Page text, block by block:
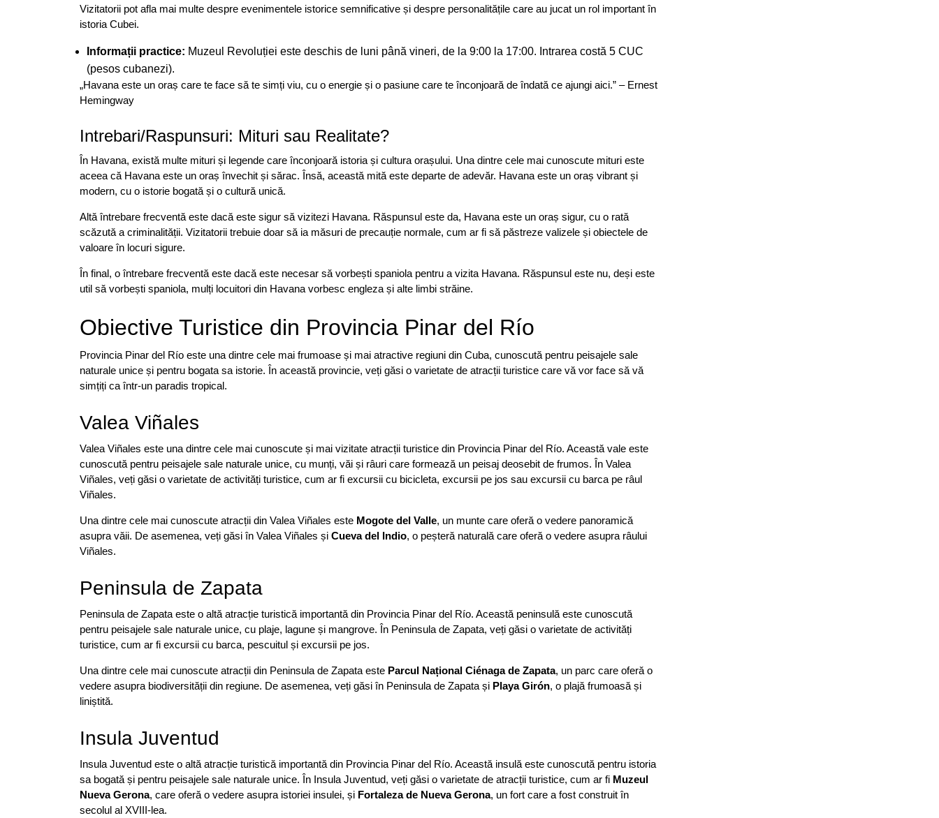
Vizitatorii pot afla mai multe despre evenimentele istorice semnificative și despre personalitățile care au jucat un rol important în
istoria Cubei.
Informații practice: Muzeul Revoluției este deschis de luni până vineri, de la 9:00 la 17:00. Intrarea costă 5 CUC
(pesos cubanezi).
„Havana este un oraș care te face să te simți viu, cu o energie și o pasiune care te înconjoară de îndată ce ajungi aici.” – Ernest
Hemingway
Intrebari/Raspunsuri: Mituri sau Realitate?
În Havana, există multe mituri și legende care înconjoară istoria și cultura orașului. Una dintre cele mai cunoscute mituri este
aceea că Havana este un oraș învechit și sărac. Însă, această mită este departe de adevăr. Havana este un oraș vibrant și
modern, cu o istorie bogată și o cultură unică.
Altă întrebare frecventă este dacă este sigur să vizitezi Havana. Răspunsul este da, Havana este un oraș sigur, cu o rată
scăzută a criminalității. Vizitatorii trebuie doar să ia măsuri de precauție normale, cum ar fi să păstreze valizele și obiectele de
valoare în locuri sigure.
În final, o întrebare frecventă este dacă este necesar să vorbești spaniola pentru a vizita Havana. Răspunsul este nu, deși este
util să vorbești spaniola, mulți locuitori din Havana vorbesc engleza și alte limbi străine.
Obiective Turistice din Provincia Pinar del Río
Provincia Pinar del Río este una dintre cele mai frumoase și mai atractive regiuni din Cuba, cunoscută pentru peisajele sale
naturale unice și pentru bogata sa istorie. În această provincie, veți găsi o varietate de atracții turistice care vă vor face să vă
simțiți ca într-un paradis tropical.
Valea Viñales
Valea Viñales este una dintre cele mai cunoscute și mai vizitate atracții turistice din Provincia Pinar del Río. Această vale este
cunoscută pentru peisajele sale naturale unice, cu munți, văi și râuri care formează un peisaj deosebit de frumos. În Valea
Viñales, veți găsi o varietate de activități turistice, cum ar fi excursii cu bicicleta, excursii pe jos sau excursii cu barca pe râul
Viñales.
Una dintre cele mai cunoscute atracții din Valea Viñales este Mogote del Valle, un munte care oferă o vedere panoramică
asupra văii. De asemenea, veți găsi în Valea Viñales și Cueva del Indio, o peșteră naturală care oferă o vedere asupra râului
Viñales.
Peninsula de Zapata
Peninsula de Zapata este o altă atracție turistică importantă din Provincia Pinar del Río. Această peninsulă este cunoscută
pentru peisajele sale naturale unice, cu plaje, lagune și mangrove. În Peninsula de Zapata, veți găsi o varietate de activități
turistice, cum ar fi excursii cu barca, pescuitul și excursii pe jos.
Una dintre cele mai cunoscute atracții din Peninsula de Zapata este Parcul Național Ciénaga de Zapata, un parc care oferă o
vedere asupra biodiversității din regiune. De asemenea, veți găsi în Peninsula de Zapata și Playa Girón, o plajă frumoasă și
liniștită.
Insula Juventud
Insula Juventud este o altă atracție turistică importantă din Provincia Pinar del Río. Această insulă este cunoscută pentru istoria
sa bogată și pentru peisajele sale naturale unice. În Insula Juventud, veți găsi o varietate de atracții turistice, cum ar fi Muzeul
Nueva Gerona, care oferă o vedere asupra istoriei insulei, și Fortaleza de Nueva Gerona, un fort care a fost construit în
secolul al XVIII-lea.